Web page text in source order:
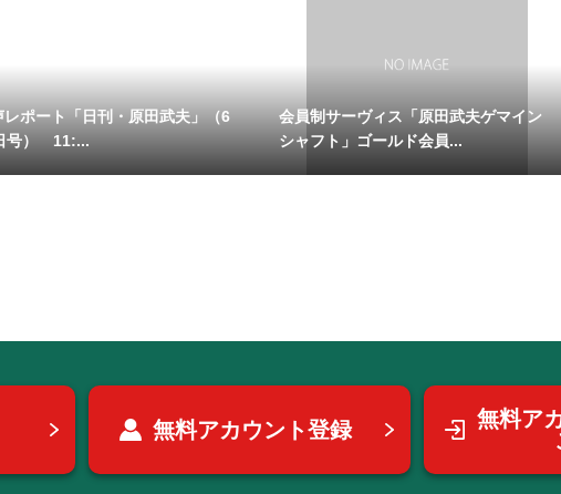
ポート「日刊・原田武夫」（6
号） 11:...
会員制サーヴィス「原田武夫ゲマイン
シャフト」ゴールド会員...
無料アカウント登録
無料ア